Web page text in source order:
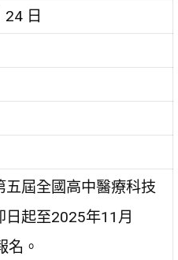
日
五屆全國高中醫療科技
日起至2025年11月
名。